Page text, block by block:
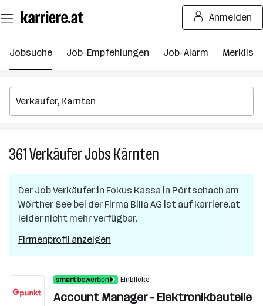
Seiteninhalt
springen
Anmelden
Jobsuche Job-Empfehlungen Job-Alarm Merkliste
361VerkäuferJobsKärnten
in
Kärnten
Der JobVerkäufer:in Fokus Kassa in Pörtschach am
Wörther See bei der Firma Billa AG ist auf karriere.at
leider nicht mehr verfügbar.
Firmenprofil anzeigen
Einblicke
Account Manager - Elektronikbauteile